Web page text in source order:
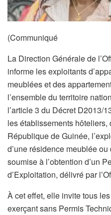
(Communiqué
La Direction Générale de
informe les exploitants
meublées et des
l’ensemble du territoire
l’article 3 du Décret D2013/
les établissements
République de Guinée,
d’une résidence meublée
soumise à l’obtention d’un
d’Exploitation, délivré par
À cet effet, elle invite tous
exerçant sans Permis